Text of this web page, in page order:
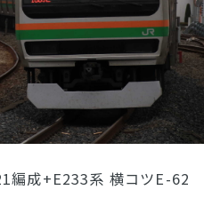
編成+E233系 横コツE-62